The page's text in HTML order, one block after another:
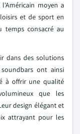
moyen a
et de sport en
temps consacré au
dans des solutions
ont ainsi
à offrir une qualité
que les
design élégant et
attrayant pour les